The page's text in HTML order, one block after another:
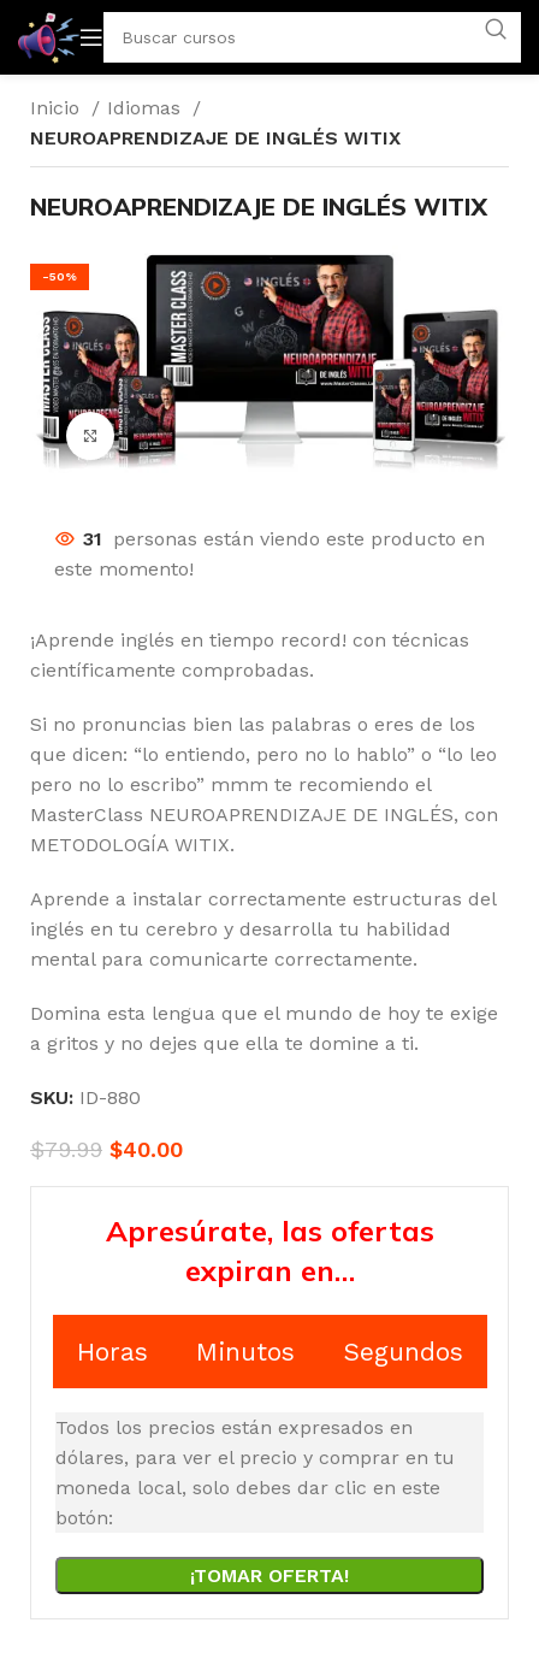
Inicio
Idiomas
NEUROAPRENDIZAJE DE INGLÉS WITIX
NEUROAPRENDIZAJE DE INGLÉS WITIX
-50%
Click para agrandar
31 personas están viendo este producto en
este momento!
¡Aprende inglés en tiempo record! con técnicas
científicamente comprobadas.
Si no pronuncias bien las palabras o eres de los
que dicen: “lo entiendo, pero no lo hablo” o “lo leo
pero no lo escribo” mmm te recomiendo el
MasterClass NEUROAPRENDIZAJE DE INGLÉS, con
METODOLOGÍA WITIX.
Aprende a instalar correctamente estructuras del
inglés en tu cerebro y desarrolla tu habilidad
mental para comunicarte correctamente.
Domina esta lengua que el mundo de hoy te exige
a gritos y no dejes que ella te domine a ti.
SKU: ID-880
$79.99 $40.00
Apresúrate, las ofertas
expiran en…
Horas Minutos Segundos
Todos los precios están expresados en
dólares, para ver el precio y comprar en tu
moneda local, solo debes dar clic en este
botón:
¡TOMAR OFERTA!